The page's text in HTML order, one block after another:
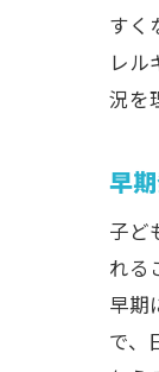
すく
レ
況を
早
子ど
れる
早期
で、